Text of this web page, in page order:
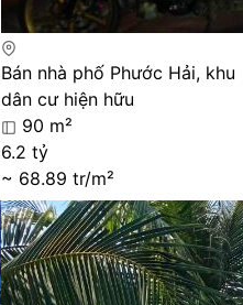
Bán nhà phố Phước Hải, khu
dân cư hiện hữu
90 m²
6.2 tỷ
~ 68.89 tr/m²